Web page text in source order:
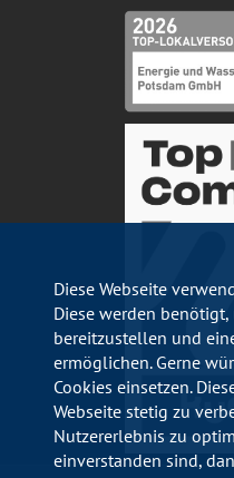
Diese Webseite
Diese werden
bereitzustellen und
ermöglichen. Gerne
Cookies einsetzen.
Webseite stetig zu
Nutzererlebnis zu
einverstanden sind,